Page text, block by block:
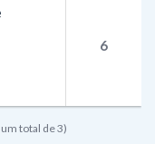
6
total de 3)